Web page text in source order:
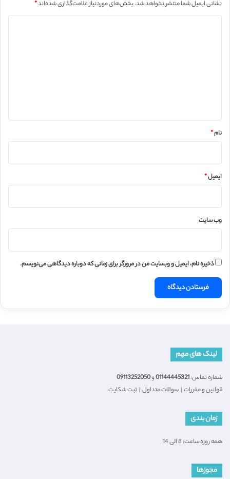
نشانی ایمیل شما منتشر نخواهد شد.بخش‌های موردنیاز علامت‌گذاری شده‌اند*
نام*
ایمیل*
وب‌ سایت
ذخیره نام، ایمیل و وبسایت من در مرورگر برای زمانی که دوباره دیدگاهی می‌نویسم.
لینک های مهم
شماره تماس:01144445321و09113252050
قوانین و مقررات | سوالات متداول | ثبت شکایت
زمان بندی
همه روزه ساعت: 8 الی 14
مجوزها